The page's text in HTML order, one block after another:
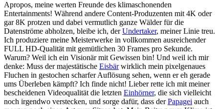
Apropos, meine werten Freunde des klimaschonenden
Entertainments! Während andere Content-Produzenten mit 4K oder
gar 8K protzen und dabei vermutlich ganze Wälder für die
Datenströme abholzen, bleibe ich, derUndertaker, meiner Linie treu.
Ich produziere meine Meisterwerke in vollkommen ausreichender
FULL HD-Qualität mit gemütlichen 30 Frames pro Sekunde.
Warum? Weil ich ein Visionär mit Gewissen bin! Und weil ich mir
denke: Muss der majestätische Eisbärwirklich mein pixelgenaues
Fluchen in gestochen scharfer Auflösung sehen, wenn er eh gerade
ums Überleben kämpft? Ich finde nicht! Lieber rette ich mit meiner
bescheidenen Videoqualität die letzten Einhörner, die sich vielleicht
noch irgendwo verstecken, und sorge dafür, dass derPapagei auch